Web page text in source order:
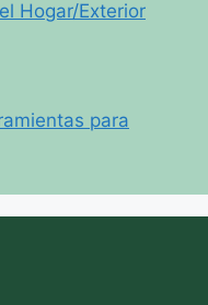
Hogar/Exterior
para